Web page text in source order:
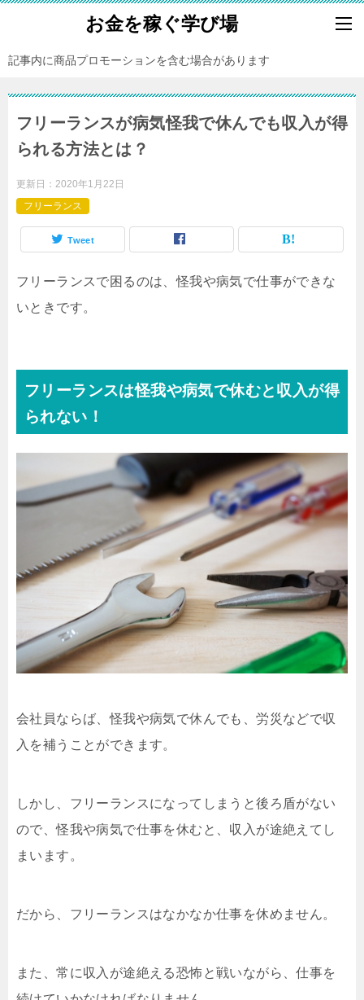
お金を稼ぐ学び場
記事内に商品プロモーションを含む場合があります
フリーランスが病気怪我で休んでも収入が得
られる方法とは？
更新日： 2020年1月22日
フリーランス
Tweet
フリーランスで困るのは、怪我や病気で仕事ができな
いときです。
フリーランスは怪我や病気で休むと収入が得
られない！
会社員ならば、怪我や病気で休んでも、労災などで収
入を補うことができます。
しかし、フリーランスになってしまうと後ろ盾がない
ので、怪我や病気で仕事を休むと、収入が途絶えてし
まいます。
だから、フリーランスはなかなか仕事を休めません。
また、常に収入が途絶える恐怖と戦いながら、仕事を